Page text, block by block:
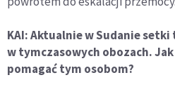
KAI: Aktualnie w Sudanie
w tymczasowych obozach.
pomagać tym osobom?